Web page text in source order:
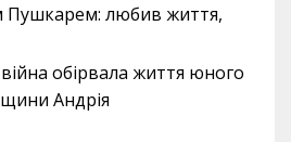
Пушкарем: любив життя,
обірвала життя юного
Андрія